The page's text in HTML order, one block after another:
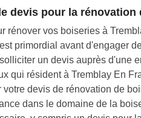
devis pour la
rénover vos boiseries à
primordial avant d'engager
un devis auprès d'une
qui résident à Tremblay En
devis de rénovation de
dans le domaine de la